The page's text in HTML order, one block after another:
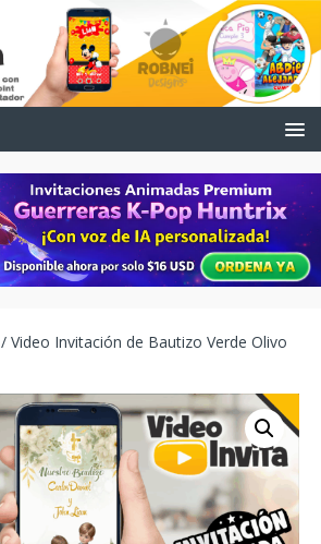
/ Video Invitación de Bautizo Verde Olivo